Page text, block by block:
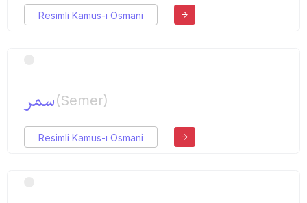
Resimli Kamus-ı Osmani
سمر(Semer)
Resimli Kamus-ı Osmani